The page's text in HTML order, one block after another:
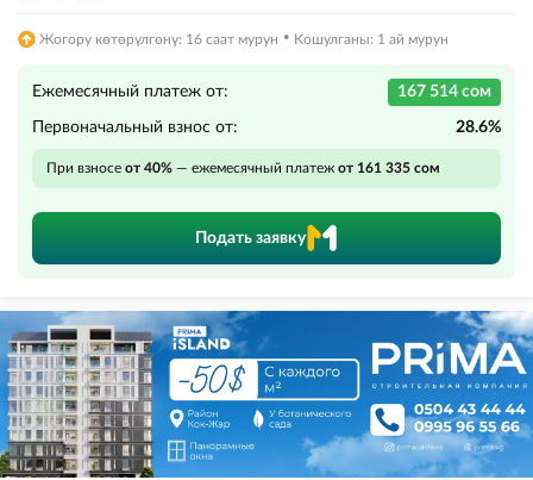
Жогору көтөрүлгөнү: 16 саат мурун · Кошулганы: 1 ай мурун
Ежемесячный платеж от: 167 514 сом
Первоначальный взнос от: 28.6%
При взносе от 40% — ежемесячный платеж от 161 335 сом
Подать заявку